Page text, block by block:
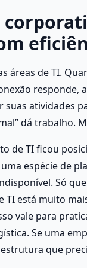
áreas de TI.
atividades
dá trabalho.
de TI ficou
espécie de
Só
TI está muito
vale para
Se uma
que